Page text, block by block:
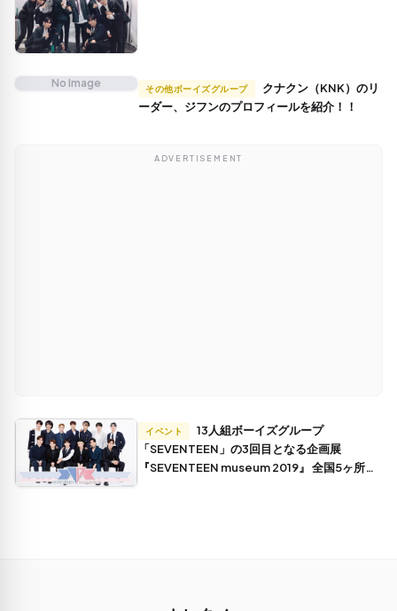
No Image その他ボーイズグループ
ーダー、ジフンのプロフィールを紹介！！
ADVERTISEMENT
イベント
「SEVENTEEN」の3回目となる企画展
『SEVENTEEN museum 2019』 全国5ヶ所の